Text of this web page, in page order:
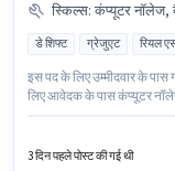
स्किल्स: कंप्यूटर नॉलेज, बैंक
डे शिफ्ट ग्रेजुएट रियल
इस पद के लिए उम्मीदवार के पास
लिए आवेदक के पास कंप्यूटर
भूमिका 2 - 5 वर्षो वर्ष के
3 दिन पहले पोस्ट की गई थी